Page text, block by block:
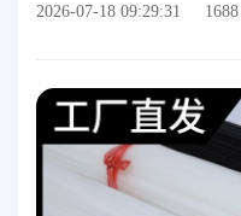
2026-07-18 09:29:31 1688